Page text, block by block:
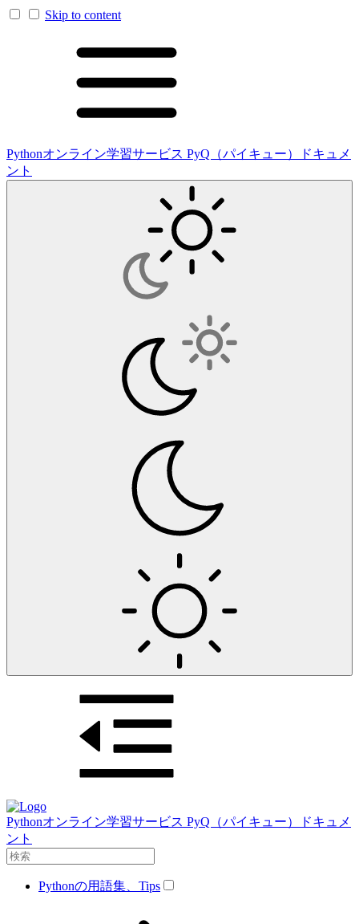
Skip to content
Pythonオンライン学習サービス PyQ（パイキュー）ドキュメ
ント
Pythonオンライン学習サービス PyQ（パイキュー）ドキュメ
ント
Pythonの用語集、Tips